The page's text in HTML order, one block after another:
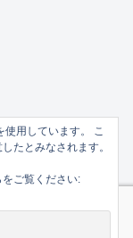
用しています。 こ
たとみなされます。
ご覧ください: